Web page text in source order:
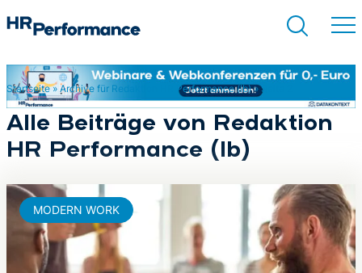
Suchen
Startseite» Archive für Redaktion HR Performance (lb)»Seite 2
Alle Beiträge von Redaktion
HR Performance (lb)
MODERN WORK